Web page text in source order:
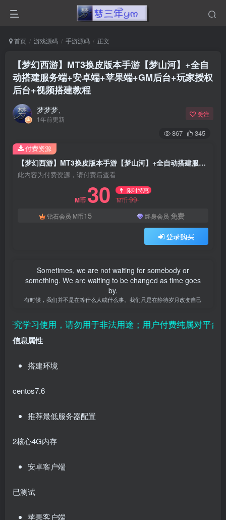
首页 游戏源码 手游源码 正文
【梦幻西游】MT3换皮版本手游【梦山河】+全自
动搭建服务端+安卓端+苹果端+GM后台+玩家授权
后台+视频搭建教程
梦梦梦、
1年前更新
关注
867 345
【梦幻西游】MT3换皮版本手游【梦山河】+全自动搭建服务端+安卓端+苹果端+GM后台+玩家授权后台+视频搭建教程
此内容为付费资源，请付费后查看
M币 30 限时特惠
M币99
钻石会员 M币15 终身会员 免费
登录购买
付费资源
Sometimes, we are not waiting for somebody or
something. We are waiting to be changed as time goes
by.
有时候，我们并不是在等什么人或什么事。我们只是在静待岁月改变自己
请勿用于非法用途；用户付费纯属对平台赞助行为，且
信息属性
搭建环境
centos7.6
推荐最低服务器配置
2核心4G内存
安卓客户端
已测试
苹果客户端